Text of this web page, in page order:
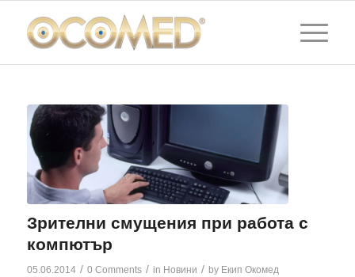
Зрителни смущения при работа с
компютър
05.06.2014 / 0 Comments / in Новини / by Екип Окомед